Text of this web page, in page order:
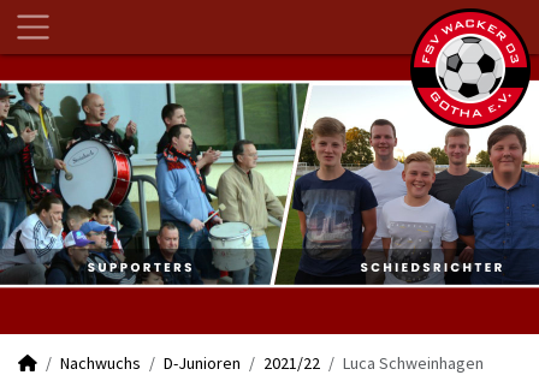
Nachwuchs D-Junioren 2021/22 Luca Schweinhagen